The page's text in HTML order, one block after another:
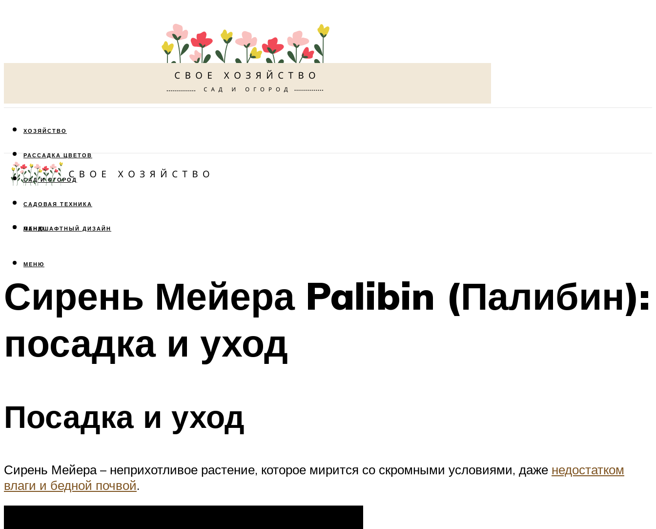
ХОЗЯЙСТВО
РАССАДКА ЦВЕТОВ
САД И ОГОРОД
САДОВАЯ ТЕХНИКА
ЛАНДШАФТНЫЙ ДИЗАЙН
МЕНЮ
МЕНЮ
Сирень Мейера Palibin (Палибин):
посадка и уход
Посадка и уход
Сирень Мейера – неприхотливое растение, которое мирится со скромными условиями, даже недостатком
влаги и бедной почвой.